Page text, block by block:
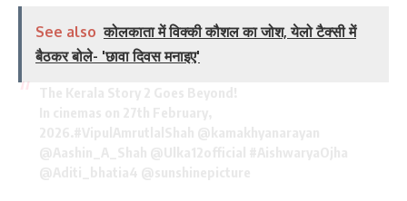
See also कोलकाता में विक्की कौशल का जोश, येलो टैक्सी में
बैठकर बोले- 'छावा दिवस मनाइए'